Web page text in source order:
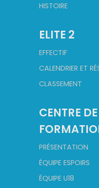
HISTOIRE
ELITE 2
EFFECTIF
CALENDRIER ET
CLASSEMENT
CENTRE DE
PRÉSENTATION
ÉQUIPE ESPOIRS
ÉQUIPE U18